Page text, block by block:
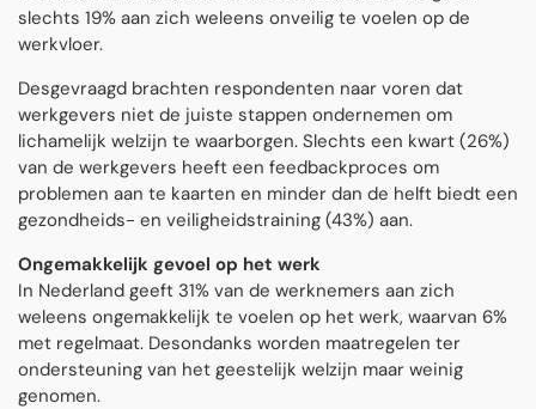
slechts 19% aan zich weleens onveilig te voelen op de
werkvloer.
Desgevraagd brachten respondenten naar voren dat
werkgevers niet de juiste stappen ondernemen om
lichamelijk welzijn te waarborgen. Slechts een kwart (26%)
van de werkgevers heeft een feedbackproces om
problemen aan te kaarten en minder dan de helft biedt een
gezondheids- en veiligheidstraining (43%) aan.
Ongemakkelijk gevoel op het werk
In Nederland geeft 31% van de werknemers aan zich
weleens ongemakkelijk te voelen op het werk, waarvan 6%
met regelmaat. Desondanks worden maatregelen ter
ondersteuning van het geestelijk welzijn maar weinig
genomen.